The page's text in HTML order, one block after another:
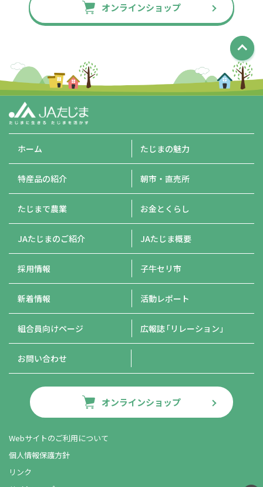
オンラインショップ
ホーム たじまの魅力
特産品の紹介 朝市・直売所
たじまで農業 お金とくらし
JAたじまのご紹介 JAたじま概要
採用情報 子牛セリ市
新着情報 活動レポート
組合員向けページ 広報誌「リレーション」
お問い合わせ
オンラインショップ
Webサイトのご利用について
個人情報保護方針
リンク